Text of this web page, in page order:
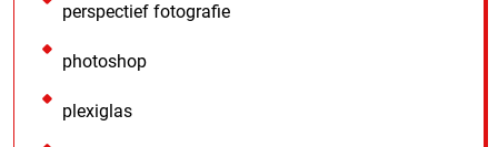
perspectief fotografie
photoshop
plexiglas